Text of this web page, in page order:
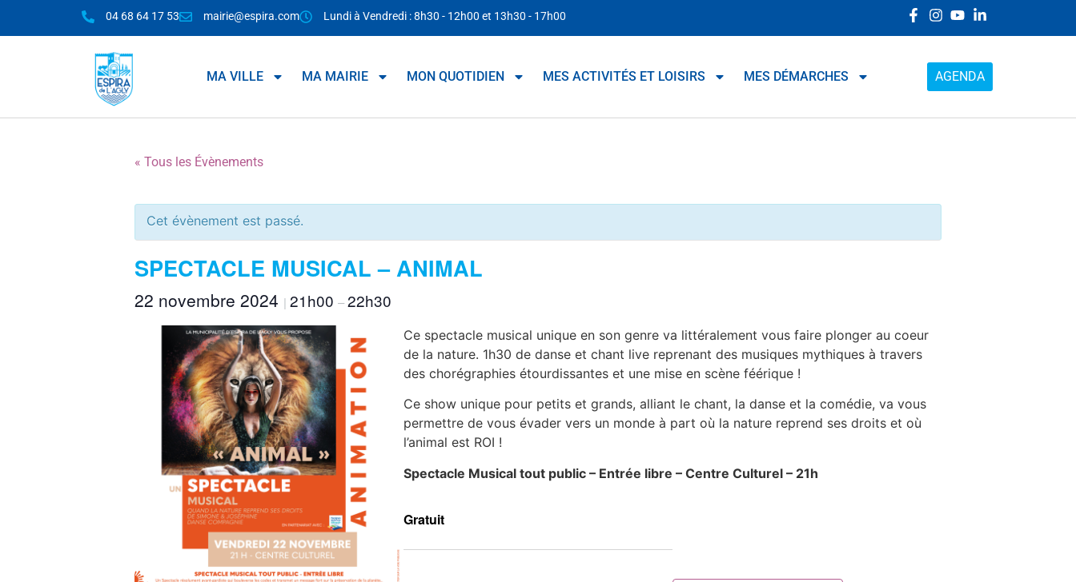
04 68 64 17 53 mairie@espira.com Lundi à Vendredi : 8h30 - 12h00 et 13h30 - 17h00
MA VILLE MA MAIRIE MON QUOTIDIEN MES ACTIVITÉS ET LOISIRS MES DÉMARCHES AGENDA
« Tous les Évènements
Cet évènement est passé.
SPECTACLE MUSICAL – ANIMAL
22 novembre 2024 | 21h00 –22h30
Ce spectacle musical unique en son genre va littéralement vous faire plonger au coeur
de la nature. 1h30 de danse et chant live reprenant des musiques mythiques à travers
des chorégraphies étourdissantes et une mise en scène féérique !
Ce show unique pour petits et grands, alliant le chant, la danse et la comédie, va vous
permettre de vous évader vers un monde à part où la nature reprend ses droits et où
l’animal est ROI !
Spectacle Musical tout public – Entrée libre – Centre Culturel – 21h
Gratuit